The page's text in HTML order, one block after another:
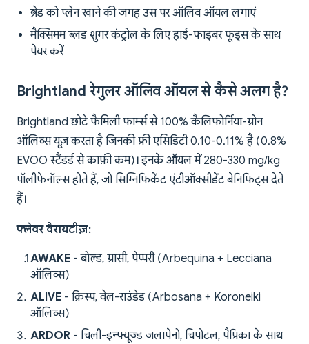
ब्रेड को प्लेन खाने की जगह उस पर ऑलिव ऑयल लगाएं
मैक्सिमम ब्लड शुगर कंट्रोल के लिए हाई-फाइबर फूड्स के साथ
पेयर करें
Brightland रेगुलर ऑलिव ऑयल से कैसे अलग है?
Brightland छोटे फैमिली फार्म्स से 100% कैलिफोर्निया-ग्रोन
ऑलिव्स यूज़ करता है जिनकी फ्री एसिडिटी 0.10-0.11% है (0.8%
EVOO स्टैंडर्ड से काफ़ी कम)। इनके ऑयल में 280-330 mg/kg
पॉलीफेनॉल्स होते हैं, जो सिग्निफिकेंट एंटीऑक्सीडेंट बेनिफिट्स देते
हैं।
फ्लेवर वैरायटीज़:
AWAKE - बोल्ड, ग्रासी, पेप्परी (Arbequina + Lecciana
ऑलिव्स)
ALIVE - क्रिस्प, वेल-राउंडेड (Arbosana + Koroneiki
ऑलिव्स)
ARDOR - चिली-इन्फ्यूज्ड जलापेनो, चिपोटल, पैप्रिका के साथ